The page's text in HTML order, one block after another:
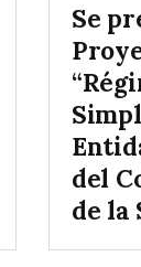
Se
del
de la